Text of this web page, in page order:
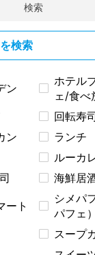
検索
検索
ン
ホテル
ェ/食べ
回転寿
ン
ランチ
ルーカ
海鮮居
ート
シメパ
パフェ）
スープ